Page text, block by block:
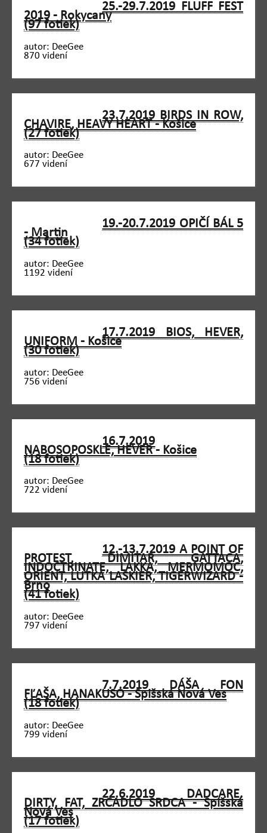
25.-29.7.2019 FLUFF FEST
2019 - Rokycany
(97 fotiek)
autor: DeeGee
870 videní
23.7.2019 BIRDS IN ROW,
CHAVIRE, HEAVY HEART - Košice
(27 fotiek)
autor: DeeGee
677 videní
19.-20.7.2019 OPIČÍ BÁL 5
- Martin
(34 fotiek)
autor: DeeGee
1192 videní
17.7.2019 BIOS, HEVER,
UNIFORM - Košice
(30 fotiek)
autor: DeeGee
756 videní
16.7.2019
NABOSOPOSKLE, HEVER - Košice
(18 fotiek)
autor: DeeGee
722 videní
12.-13.7.2019 A POINT OF
PROTEST, DIMITAR, GATTACA,
INDOCTRINATE, LAKKA, MERMOMOC,
ORIENT, LUTKA LASKIER, TIGERWIZARD -
Brno
(41 fotiek)
autor: DeeGee
797 videní
7.7.2019 DÁŠA FON
FĽAŠA, HANAKUSO - Spišská Nová Ves
(18 fotiek)
autor: DeeGee
799 videní
22.6.2019 DADCARE.
DIRTY, FAT, ZRCADLO SRDCA - Spišská
Nová Ves
(17 fotiek)